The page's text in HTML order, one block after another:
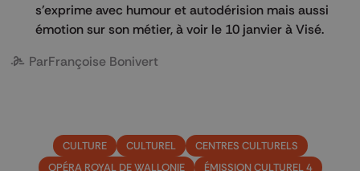
s'exprime avec humour et autodérision mais aussi
émotion sur son métier, à voir le 10 janvier à Visé.
ParFrançoise Bonivert
CULTURE CULTUREL
CENTRES CULTURELS
OPÉRA ROYAL DE WALLONIE
ÉMISSION CULTUREL 4